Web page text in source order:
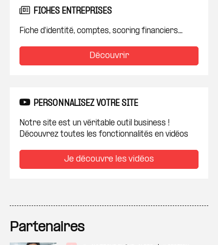
FICHES ENTREPRISES
Fiche d'identité, comptes, scoring financiers...
Découvrir
PERSONNALISEZ VOTRE SITE
Notre site est un véritable outil business !
Découvrez toutes les fonctionnalités en vidéos
Je découvre les vidéos
Partenaires